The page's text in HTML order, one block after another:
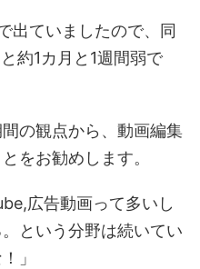
出ていましたので、同
約1カ月と1週間弱で
の観点から、動画編集
をお勧めします。
広告動画って多いし
という分野は続いてい
」